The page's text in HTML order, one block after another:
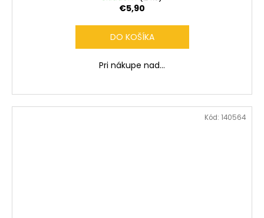
€5,90
DO KOŠÍKA
Pri nákupe nad...
Kód: 140564